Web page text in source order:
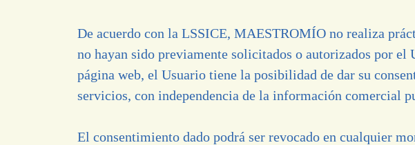
De acuerdo con la LSSICE, MAESTROMÍO no realiza
no hayan sido previamente solicitados o autorizados por el
página web, el Usuario tiene la posibilidad de dar su
servicios, con independencia de la información comercial
El consentimiento dado podrá ser revocado en cualquier